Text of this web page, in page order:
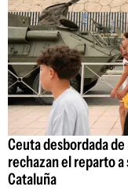
Ceuta desbordada
rechazan el reparto a
Cataluña